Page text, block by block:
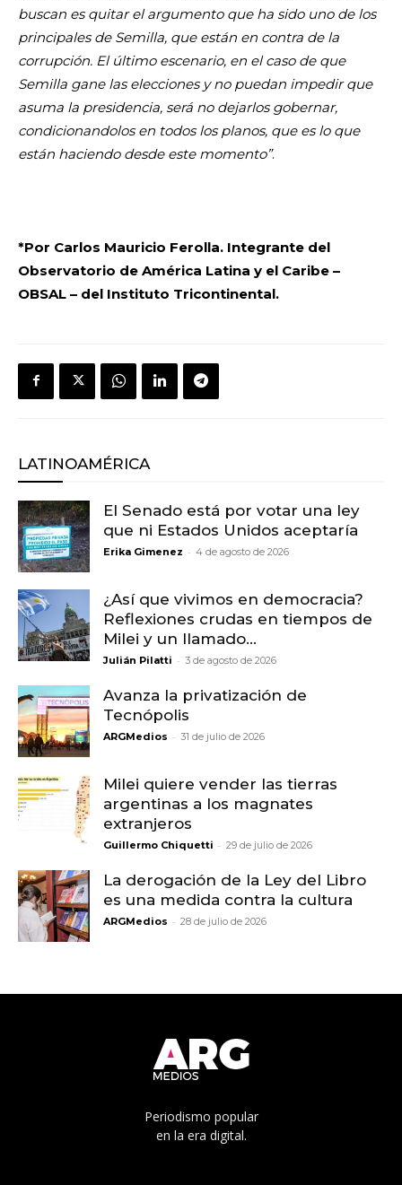
buscan es quitar el argumento que ha sido uno de los
principales de Semilla, que están en contra de la
corrupción. El último escenario, en el caso de que
Semilla gane las elecciones y no puedan impedir que
asuma la presidencia, será no dejarlos gobernar,
condicionandolos en todos los planos, que es lo que
están haciendo desde este momento”.
*Por Carlos Mauricio Ferolla. Integrante del
Observatorio de América Latina y el Caribe –
OBSAL – del Instituto Tricontinental.
LATINOAMÉRICA
El Senado está por votar una ley
que ni Estados Unidos aceptaría
Erika Gimenez - 4 de agosto de 2026
¿Así que vivimos en democracia?
Reflexiones crudas en tiempos de
Milei y un llamado...
Julián Pilatti - 3 de agosto de 2026
Avanza la privatización de
Tecnópolis
ARGMedios - 31 de julio de 2026
Milei quiere vender las tierras
argentinas a los magnates
extranjeros
Guillermo Chiquetti - 29 de julio de 2026
La derogación de la Ley del Libro
es una medida contra la cultura
ARGMedios - 28 de julio de 2026
Periodismo popular
en la era digital.